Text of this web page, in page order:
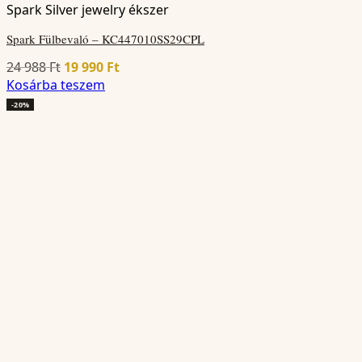
Spark Silver jewelry ékszer
Spark Fülbevaló – KC447010SS29CPL
24 988Ft Original
price
19 990 FtCurrent
Kosárba teszem
-20%